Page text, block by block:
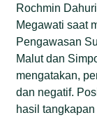
Rochmin
Megawati saat
Pengawasan
Malut dan
mengatakan,
dan negatif.
hasil